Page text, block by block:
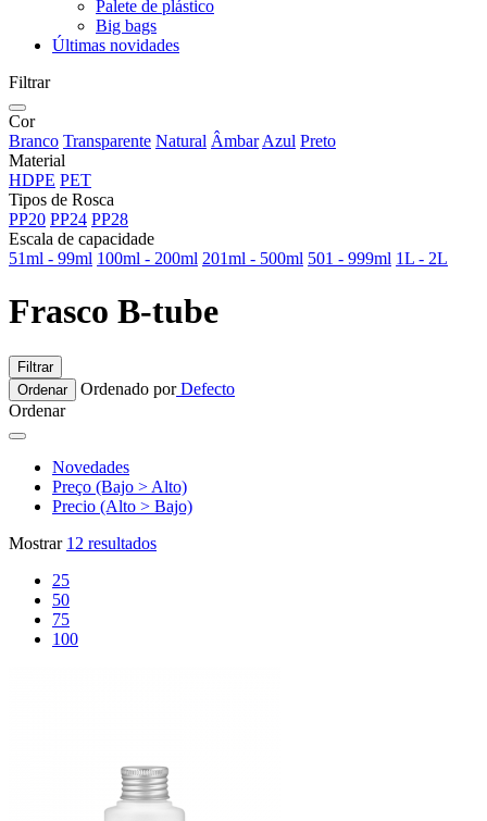
Palete de plástico
Big bags
Últimas novidades
Filtrar
Cor
Branco Transparente Natural Âmbar Azul Preto
Material
HDPE PET
Tipos de Rosca
PP20 PP24 PP28
Escala de capacidade
51ml - 99ml 100ml - 200ml 201ml - 500ml 501 - 999ml 1L - 2L
Frasco B-tube
Filtrar
Ordenar
Ordenado porDefecto
Ordenar
Novedades
Preço (Bajo > Alto)
Precio (Alto > Bajo)
Mostrar 12 resultados
25
50
75
100